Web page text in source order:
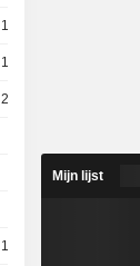
10
10
20
27,71
10
Mijn lijst